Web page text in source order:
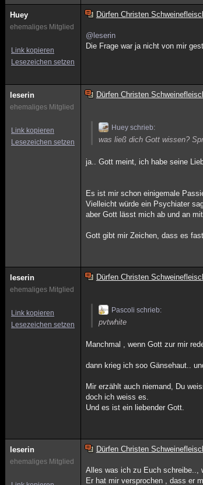
Huey
ehemaliges Mitglied
Link kopieren
Lesezeichen setzen
Dürfen Christen
@leserin
Die Frage war ja nicht von mir
leserin
ehemaliges Mitglied
Link kopieren
Lesezeichen setzen
Dürfen Christen
Huey schrieb:
was ließ dich Gott wissen?
ja.. Gott meint, ich habe seine
Es ist mir schon einigemale
Vielleicht würde ein Psychiater
aber Gott lässt mich ab und an
Gott gibt mir Zeichen, dass es
leserin
ehemaliges Mitglied
Link kopieren
Lesezeichen setzen
Dürfen Christen
Pascoli schrieb:
pvtwhite
Manchmal , wenn Gott zur mir
dann krieg ich soo Gänsehaut..
Mir erzählt auch niemand, Du
doch ich weiss es.
Und es ist ein liebender Gott.
leserin
ehemaliges Mitglied
Dürfen Christen
Alles was ich zu Euch schreibe..,
Er hat mir versprochen , dass er